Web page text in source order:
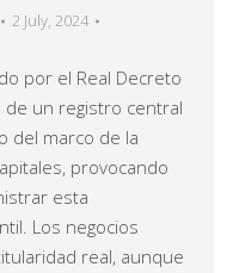
2 July, 2024
por el Real Decreto
un registro central
del marco de la
provocando
esta
Los negocios
real, aunque